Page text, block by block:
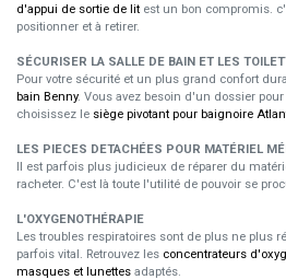
d'appui de sortie de lit est un bon compromis.
positionner et à retirer.
SÉCURISER LA SALLE DE BAIN ET LES
Pour votre sécurité et un plus grand confort
bain Benny. Vous avez besoin d'un dossier
choisissez le siège pivotant pour baignoire
LES PIECES DETACHÉES POUR MATÉRIEL
Il est parfois plus judicieux de réparer du
racheter. C'est là toute l'utilité de pouvoir se
L'OXYGENOTHÉRAPIE
Les troubles respiratoires sont de plus ne plus
parfois vital. Retrouvez les concentrateurs
masques et lunettes adaptés.